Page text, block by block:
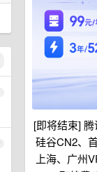
[即将结束] 腾
硅谷CN2、
上海、广州